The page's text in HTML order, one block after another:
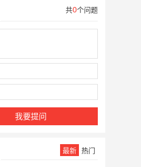
共0个问题
我要提问
最新 热门